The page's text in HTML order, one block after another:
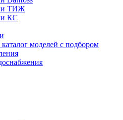
ТИЖ
КC
моделей с подбором